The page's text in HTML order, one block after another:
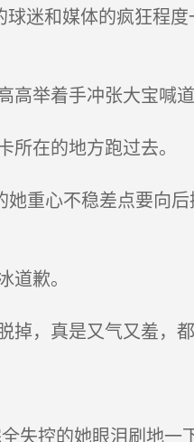
迷和媒体的疯狂程
举着手冲张大宝喊道
在的地方跑过去。
重心不稳差点要向
歉。
，真是又气又羞，都
失控的她眼泪刷地一